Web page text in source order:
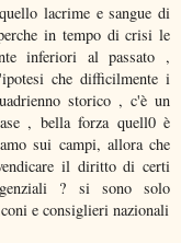
lacrime e sangue di
in tempo di crisi le
inferiori al passato ,
che difficilmente i
storico , c'è un
, bella forza quell0 è
sui campi, allora che
il diritto di certi
? si sono solo
e consiglieri nazionali